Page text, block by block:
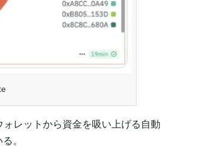
レットから資金を吸い上げる自動
。